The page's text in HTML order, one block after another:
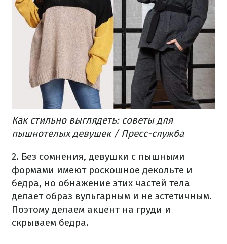
Как стильно выглядеть: советы для
пышнотелых девушек / Пресс-служба
2. Без сомнения, девушки с пышными
формами имеют роскошное декольте и
бедра, но обнажение этих частей тела
делает образ вульгарным и не эстетичным.
Поэтому делаем акцент на груди и
скрываем бедра.